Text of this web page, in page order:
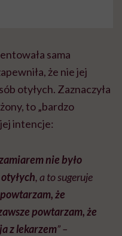
sama
że nie jej
otyłych. Zaznaczyła
to „bardzo
intencje:
nie było
, a to sugeruje
że
powtarzam, że
z lekarzem” –